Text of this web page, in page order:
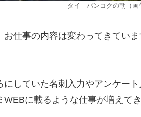
タイ バンコクの朝（画
仕事の内容は変わってきていま
していた名刺入力やアンケー
に載るような仕事が増えて